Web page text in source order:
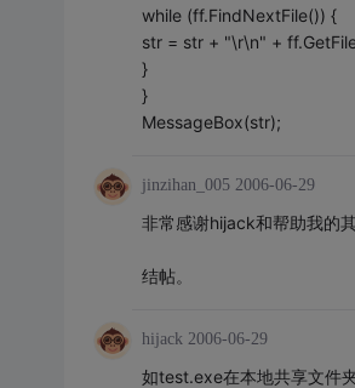
while (ff.FindNextFile()) {
str = str + "\r\n" +
}
}
MessageBox(str);
jinzihan_005 2006-06-29
非常感谢hijack和帮助我的其
结帖。
hijack 2006-06-29
如test.exe在本地共享文件